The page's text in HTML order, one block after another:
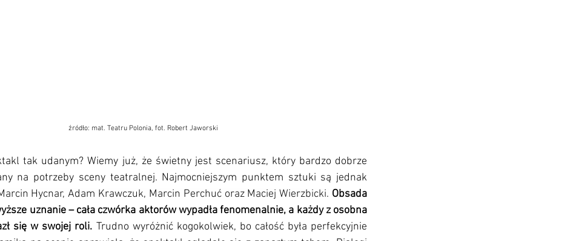
źródło: mat. Teatru Polonia, fot. Robert Jaworski
tak udanym? Wiemy już, że świetny jest scenariusz, który bardzo dobrze
na potrzeby sceny teatralnej. Najmocniejszym punktem sztuki są jednak
Hycnar, Adam Krawczuk, Marcin Perchuć oraz Maciej Wierzbicki. Obsada
sze uznanie – cała czwórka aktorów wypadła fenomenalnie, a każdy z osobna
się w swojej roli. Trudno wyróżnić kogokolwiek, bo całość była perfekcyjnie